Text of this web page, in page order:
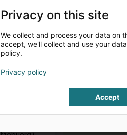
Privacy on this site
We collect and process your data on
accept, we'll collect and use your
policy.
Privacy policy
Accept